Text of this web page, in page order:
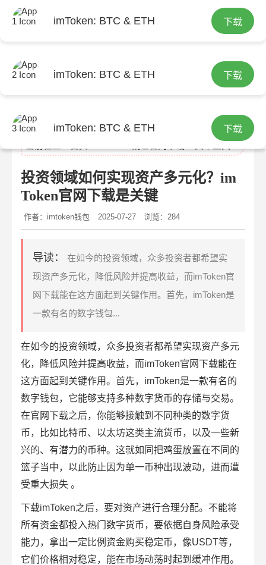
imToken: BTC & ETH 下载
imToken: BTC & ETH 下载
imToken: BTC & ETH 下载
投资领域如何实现资产多元化？im
Token官网下载是关键
作者：imtoken钱包 2025-07-27 浏览：284
导读：
在如今的投资领域，众多投资者都希望实
现资产多元化，降低风险并提高收益，而imToken官
网下载能在这方面起到关键作用。首先，imToken是
一款有名的数字钱包...
在如今的投资领域，众多投资者都希望实现资产多元
化，降低风险并提高收益，而imToken官网下载能在
这方面起到关键作用。首先，imToken是一款有名的
数字钱包，它能够支持多种数字货币的存储与交易。
在官网下载之后，你能够接触到不同种类的数字货
币，比如比特币、以太坊这类主流货币，以及一些新
兴的、有潜力的币种。这就如同把鸡蛋放置在不同的
篮子当中，以此防止因为单一币种出现波动，进而遭
受重大损失 。
下载imToken之后，要对资产进行合理分配。不能将
所有资金都投入热门数字货币，要依据自身风险承受
能力，拿出一定比例资金购买稳定币，像USDT等，
它们价格相对稳定，能在市场动荡时起到缓冲作用。